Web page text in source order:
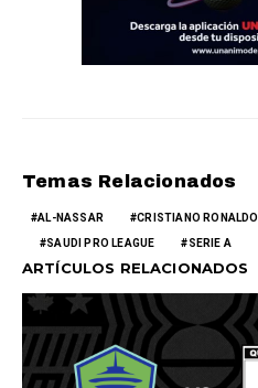
Temas Relacionados
AL-NASSAR CRISTIANO RONALDO
SAUDI PRO LEAGUE SERIE A
ARTÍCULOS RELACIONADOS